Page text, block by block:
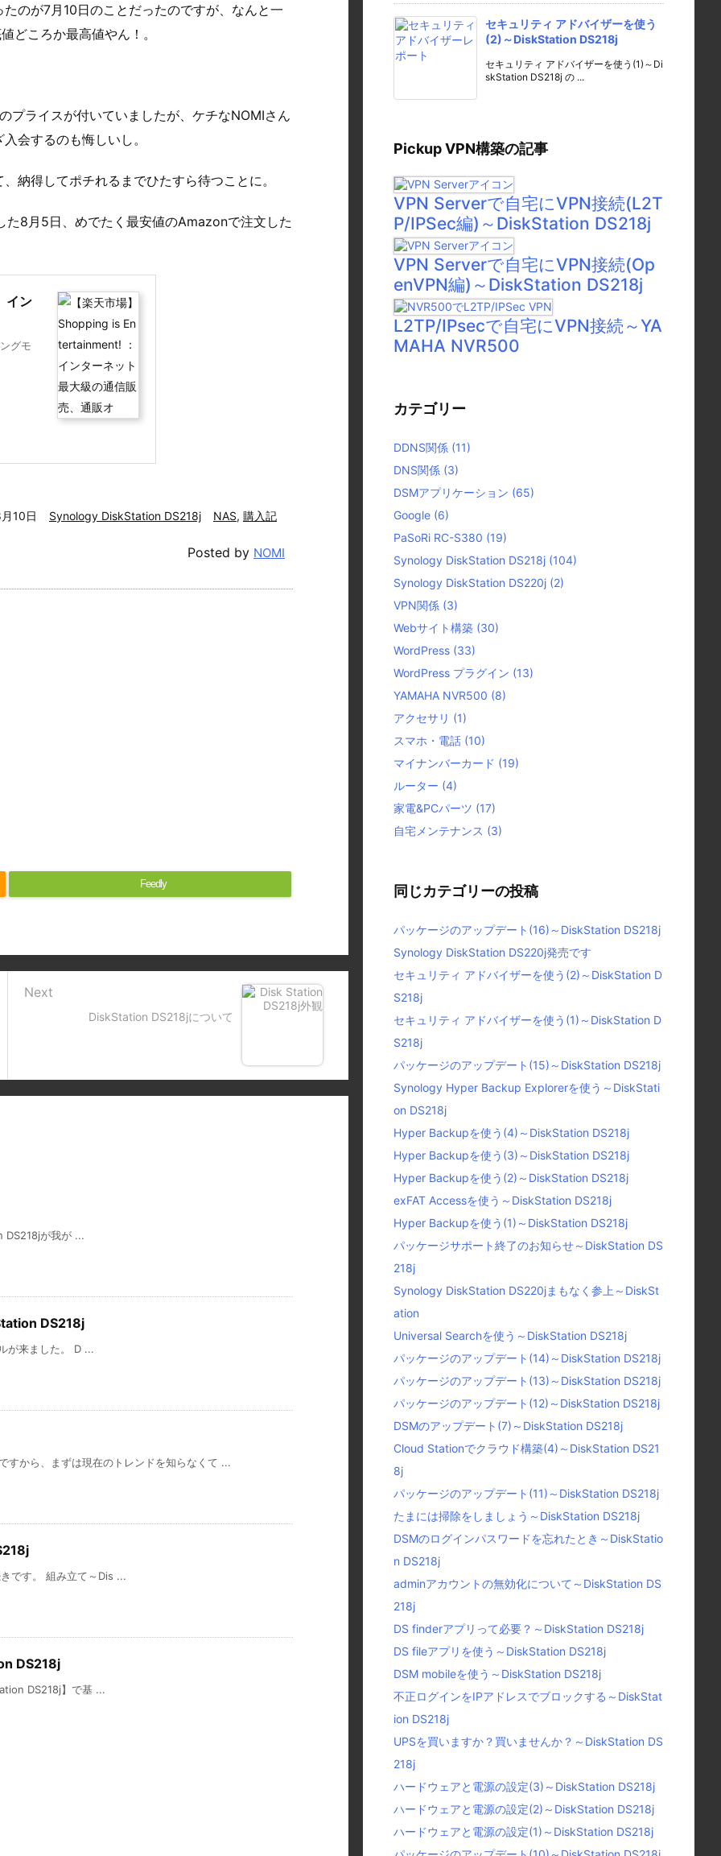
のが7月10日のことだったのですが、なんと一
どころか最高値やん！。
プライスが付いていましたが、ケチなNOMIさん
会するのも悔しいし。
納得してポチれるまでひたすら待つことに。
8月5日、めでたく最安値のAmazonで注文した
イン
グモ
10日 Synology DiskStation DS218j NAS, 購入記
Posted by NOMI
Feedly
DiskStation DS218jについて
Next
DS218jが我が ...
DS218j
が来ました。 D ...
すから、まずは現在のトレンドを知らなくて ...
です。 組み立て～Dis ...
DS218j
DS218j】で基 ...
セキュリティ アドバイザーを使う
(2)～DiskStation DS218j
セキュリティ アドバイザーを使う(1)～Di
skStation DS218j の ...
Pickup VPN構築の記事
VPN Serverで自宅にVPN接続(L2T
P/IPSec編)～DiskStation DS218j
VPN Serverで自宅にVPN接続(Op
enVPN編)～DiskStation DS218j
L2TP/IPsecで自宅にVPN接続～YA
MAHA NVR500
カテゴリー
DDNS関係 (11)
DNS関係 (3)
DSMアプリケーション (65)
Google (6)
PaSoRi RC-S380 (19)
Synology DiskStation DS218j (104)
Synology DiskStation DS220j (2)
VPN関係 (3)
Webサイト構築 (30)
WordPress (33)
WordPress プラグイン (13)
YAMAHA NVR500 (8)
アクセサリ (1)
スマホ・電話 (10)
マイナンバーカード (19)
ルーター (4)
家電&PCパーツ (17)
自宅メンテナンス (3)
同じカテゴリーの投稿
パッケージのアップデート(16)～DiskStation DS218j
Synology DiskStation DS220j発売です
セキュリティ アドバイザーを使う(2)～DiskStation D
S218j
セキュリティ アドバイザーを使う(1)～DiskStation D
S218j
パッケージのアップデート(15)～DiskStation DS218j
Synology Hyper Backup Explorerを使う～DiskStati
on DS218j
Hyper Backupを使う(4)～DiskStation DS218j
Hyper Backupを使う(3)～DiskStation DS218j
Hyper Backupを使う(2)～DiskStation DS218j
exFAT Accessを使う～DiskStation DS218j
Hyper Backupを使う(1)～DiskStation DS218j
パッケージサポート終了のお知らせ～DiskStation DS
218j
Synology DiskStation DS220jまもなく参上～DiskSt
ation
Universal Searchを使う～DiskStation DS218j
パッケージのアップデート(14)～DiskStation DS218j
パッケージのアップデート(13)～DiskStation DS218j
パッケージのアップデート(12)～DiskStation DS218j
DSMのアップデート(7)～DiskStation DS218j
Cloud Stationでクラウド構築(4)～DiskStation DS21
8j
パッケージのアップデート(11)～DiskStation DS218j
たまには掃除をしましょう～DiskStation DS218j
DSMのログインパスワードを忘れたとき～DiskStatio
n DS218j
adminアカウントの無効化について～DiskStation DS
218j
DS finderアプリって必要？～DiskStation DS218j
DS fileアプリを使う～DiskStation DS218j
DSM mobileを使う～DiskStation DS218j
不正ログインをIPアドレスでブロックする～DiskStat
ion DS218j
UPSを買いますか？買いませんか？～DiskStation DS
218j
ハードウェアと電源の設定(3)～DiskStation DS218j
ハードウェアと電源の設定(2)～DiskStation DS218j
ハードウェアと電源の設定(1)～DiskStation DS218j